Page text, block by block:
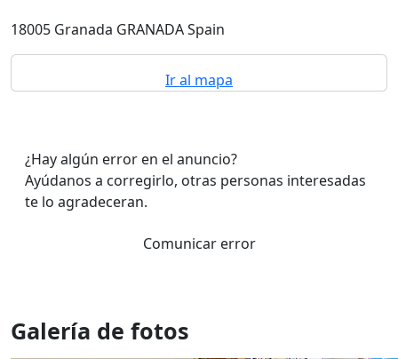
18005 Granada GRANADA Spain
Ir al mapa
¿Hay algún error en el anuncio?
Ayúdanos a corregirlo, otras personas interesadas
te lo agradeceran.
Comunicar error
Galería de fotos